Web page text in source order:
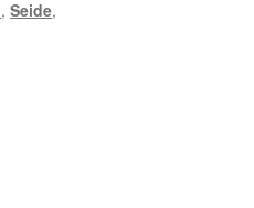
,Seide,